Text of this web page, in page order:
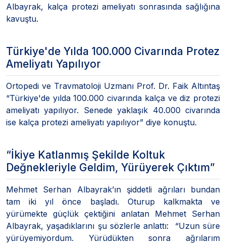
Albayrak, kalça protezi ameliyatı sonrasında sağlığına
kavuştu.
Türkiye'de Yılda 100.000 Civarında Protez
Ameliyatı Yapılıyor
Ortopedi ve Travmatoloji Uzmanı Prof. Dr. Faik Altıntaş
“Türkiye'de yılda 100.000 civarında kalça ve diz protezi
ameliyatı yapılıyor. Senede yaklaşık 40.000 civarında
ise kalça protezi ameliyatı yapılıyor” diye konuştu.
“İkiye Katlanmış Şekilde Koltuk
Değnekleriyle Geldim, Yürüyerek Çıktım”
Mehmet Serhan Albayrak’ın şiddetli ağrıları bundan
tam iki yıl önce başladı. Oturup kalkmakta ve
yürümekte güçlük çektiğini anlatan Mehmet Serhan
Albayrak, yaşadıklarını şu sözlerle anlattı: “Uzun süre
yürüyemiyordum. Yürüdükten sonra ağrılarım